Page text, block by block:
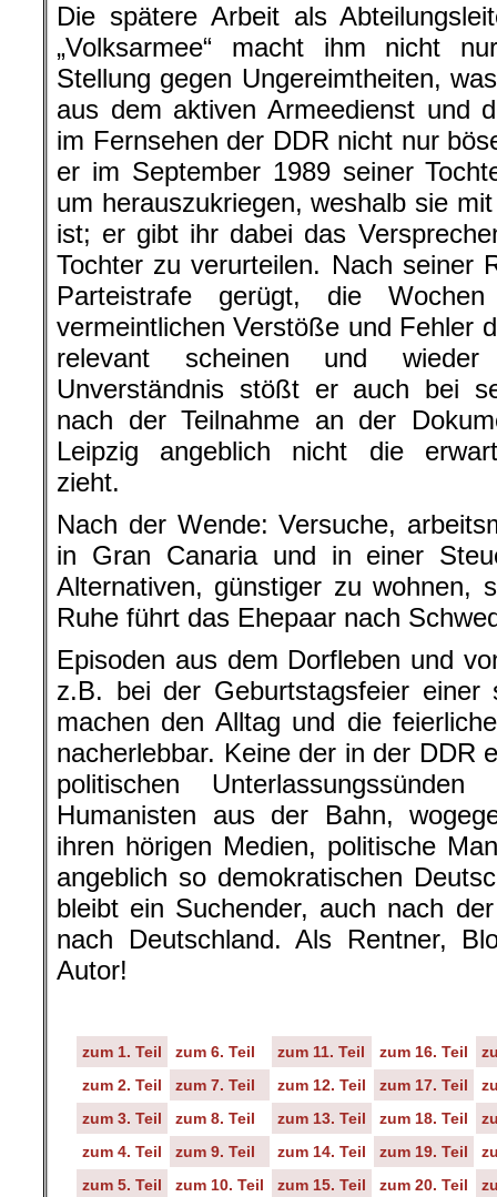
Die spätere Arbeit als
„Volksarmee“ macht ihm nicht
Stellung gegen Ungereimtheiten,
aus dem aktiven Armeedienst und
im Fernsehen der DDR nicht nur
er im September 1989 seiner
um herauszukriegen, weshalb sie
ist; er gibt ihr dabei das
Tochter zu verurteilen. Nach seiner
Parteistrafe gerügt, die
vermeintlichen Verstöße und Fehler
relevant scheinen und
Unverständnis stößt er auch bei
nach der Teilnahme an der
Leipzig angeblich nicht die
zieht.
Nach der Wende: Versuche,
in Gran Canaria und in einer
Alternativen, günstiger zu wohnen,
Ruhe führt das Ehepaar nach
Episoden aus dem Dorfleben und
z.B. bei der Geburtstagsfeier einer
machen den Alltag und die
nacherlebbar. Keine der in der DDR
politischen
Humanisten aus der Bahn,
ihren hörigen Medien, politische
angeblich so demokratischen
bleibt ein Suchender, auch nach
nach Deutschland. Als Rentner,
Autor!
zum 1. Teil zum 6. Teil zum 11. Teil zum 16. Teil
zum 2. Teil
zum 7. Teil zum 12. Teil zum 17. Teil
zum 3. Teil
zum 8. Teil zum 13. Teil zum 18. Teil
zum 4. Teil
zum 9. Teil zum 14. Teil zum 19. Teil
zum 5. Teil
zum 10. Teil zum 15. Teil zum 20. Teil